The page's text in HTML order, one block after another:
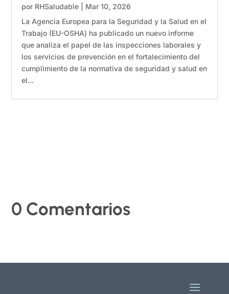
por RHSaludable
Mar 10, 2026
La Agencia Europea para la Seguridad y la Salud en el
Trabajo (EU-OSHA) ha publicado un nuevo informe
que analiza el papel de las inspecciones laborales y
los servicios de prevención en el fortalecimiento del
cumplimiento de la normativa de seguridad y salud en
el...
0 Comentarios